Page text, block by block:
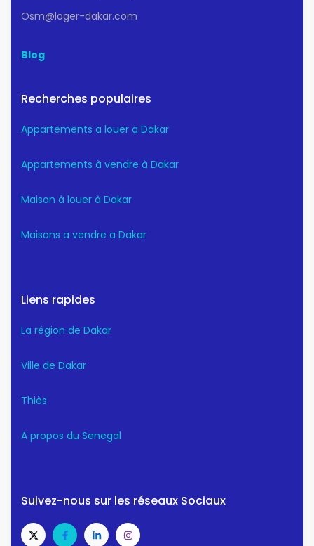
Osm@loger-dakar.com
Blog
Recherches populaires
Appartements a louer a Dakar
Appartements à vendre à Dakar
Maison à louer à Dakar
Maisons a vendre a Dakar
Liens rapides
La région de Dakar
Ville de Dakar
Thiès
A propos du Senegal
Suivez-nous sur les réseaux Sociaux